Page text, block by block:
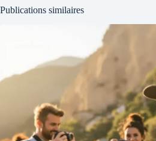
Publications similaires